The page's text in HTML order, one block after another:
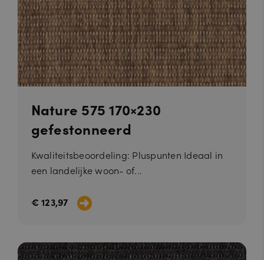
Nature 575 170×230
gefestonneerd
Kwaliteitsbeoordeling: Pluspunten Ideaal in
een landelijke woon- of...
€ 123,97